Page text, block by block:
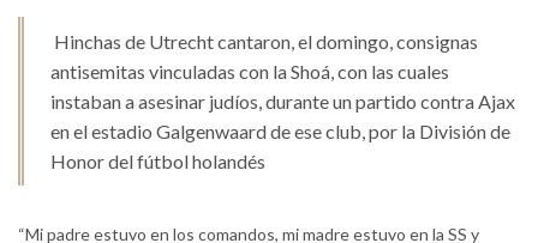
Hinchas de Utrecht cantaron, el domingo, consignas
antisemitas vinculadas con la Shoá, con las cuales
instaban a asesinar judíos, durante un partido contra Ajax
en el estadio Galgenwaard de ese club, por la División de
Honor del fútbol holandés
“Mi padre estuvo en los comandos, mi madre estuvo en la SS y